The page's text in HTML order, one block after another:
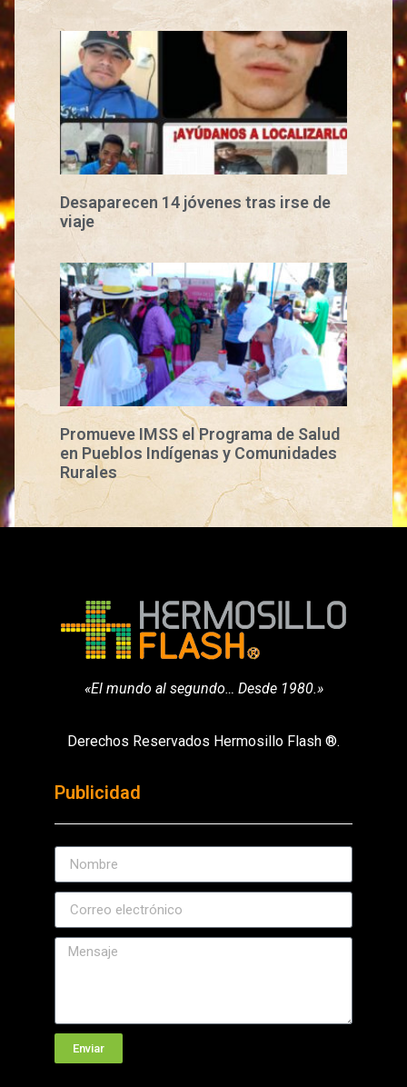
Desaparecen 14 jóvenes tras irse de
viaje
Promueve IMSS el Programa de Salud
en Pueblos Indígenas y Comunidades
Rurales
«El mundo al segundo… Desde 1980.»
Derechos Reservados Hermosillo Flash ®.
Publicidad
Enviar